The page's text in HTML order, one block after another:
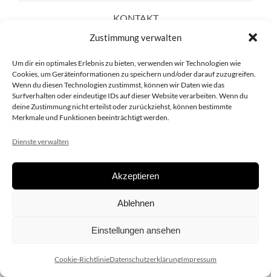
Zustimmung verwalten
Um dir ein optimales Erlebnis zu bieten, verwenden wir Technologien wie
Cookies, um Geräteinformationen zu speichern und/oder darauf zuzugreifen.
Wenn du diesen Technologien zustimmst, können wir Daten wie das
Surfverhalten oder eindeutige IDs auf dieser Website verarbeiten. Wenn du
deine Zustimmung nicht erteilst oder zurückziehst, können bestimmte
Merkmale und Funktionen beeinträchtigt werden.
Dienste verwalten
Akzeptieren
Ablehnen
Einstellungen ansehen
Cookie-RichtlinieDatenschutzerklärungImpressum
KONTAKT
Copyright 2020 dieSCHAUsteller.at |Datenschützerklärung|
| Design:www.ARGEntur.at